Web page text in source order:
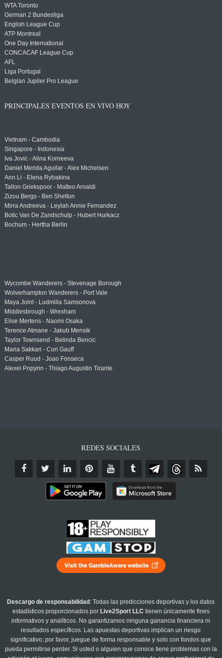
WTA Toronto
German 2 Bundesliga
English League Cup
ATP Montreal
One Day International
CONCACAF League Cup
AFL
Liga Portugal
Belgian Jupiler Pro League
PRINCIPALES EVENTOS EN VIVO HOY
Vietnam - Cambodia
Singapore - Indonesia
Iva Jovic - Alina Korneeva
Daniel Merida Aguilar - Alex Michelsen
Ann Li - Elena Rybakina
Tallon Griekspoor - Matteo Arnaldi
Zizou Bergs - Ben Shelton
Mirra Andreeva - Leylah Annie Fernandez
Botic Van De Zandschulp - Hubert Hurkacz
Bochum - Hertha Berlin
Wycombe Wanderers - Stevenage Borough
Wolverhampton Wanderers - Port Vale
Maya Joint - Ludmilla Samsonova
Middlesbrough - Wrexham
Elise Mertens - Naomi Osaka
Terence Atmane - Jakub Mensik
Taylor Townsend - Belinda Bencic
Maria Sakkari - Cori Gauff
Casper Ruud - Joao Fonseca
Alexei Popyrin - Thiago Augustin Tirante
REDES SOCIALES
Descargo de responsabilidad : Todas las predicciones deportivas y los datos
estadísticos proporcionados por Live2Sport LLC tienen únicamente fines
informativos y analíticos. No garantizamos ninguna ganancia financiera ni
resultados específicos. Las apuestas deportivas implican un riesgo
significativo; por favor, juegue de forma responsable y solo con fondos que
pueda permitirse perder. Si usted o alguien que conoce tiene problemas con la